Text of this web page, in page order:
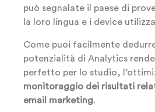
può segnalate il paese di
la loro lingua e i device
Come puoi facilmente
potenzialità di Analytics
perfetto per lo studio,
monitoraggio dei risultati
email marketing.